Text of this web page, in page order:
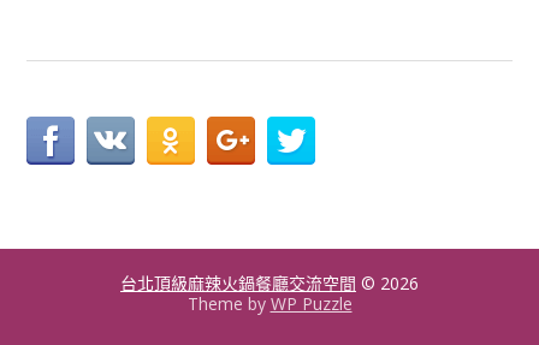
台北頂級麻辣火鍋餐廳交流空間 © 2026
Theme by WP Puzzle